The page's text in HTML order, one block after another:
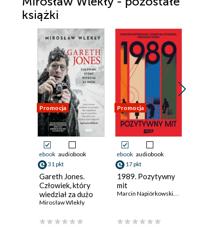
książki
Promocja
ebook audiobook
31 pkt
Gareth Jones.
Człowiek, który
wiedział za dużo
Mirosław Wlekły
Promocja
ebook audiobook
17 pkt
1989. Pozytywny
mit
Marcin Napiórkowski